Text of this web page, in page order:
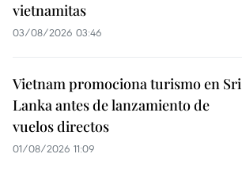
vietnamitas
03/08/2026 03:46
Vietnam promociona turismo en Sri
Lanka antes de lanzamiento de
vuelos directos
01/08/2026 11:09